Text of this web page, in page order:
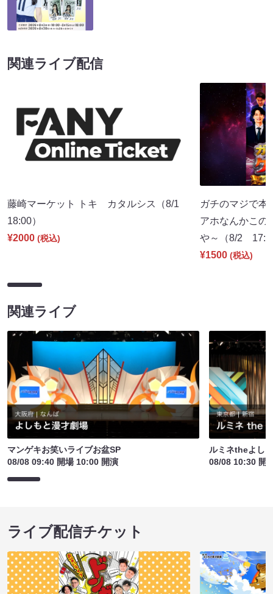
関連ライブ配信
藤崎マーケット トキ カタルシス（8/1
18:00）
¥2000 (税込)
ガチのマジで本
アホなんかこの
や～（8/2
¥1500 (税込)
関連ライブ
マンゲキお笑いライブお盆SP
08/08 09:40 開場 10:00 開演
ルミネtheよし
08/08 10:30 開
ライブ配信チケット